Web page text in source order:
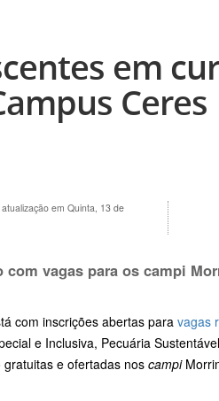
em
Ceres
em Quinta, 13 de
vagas para os campi
com inscrições abertas para vagas
e Inclusiva, Pecuária
e ofertadas nos campi